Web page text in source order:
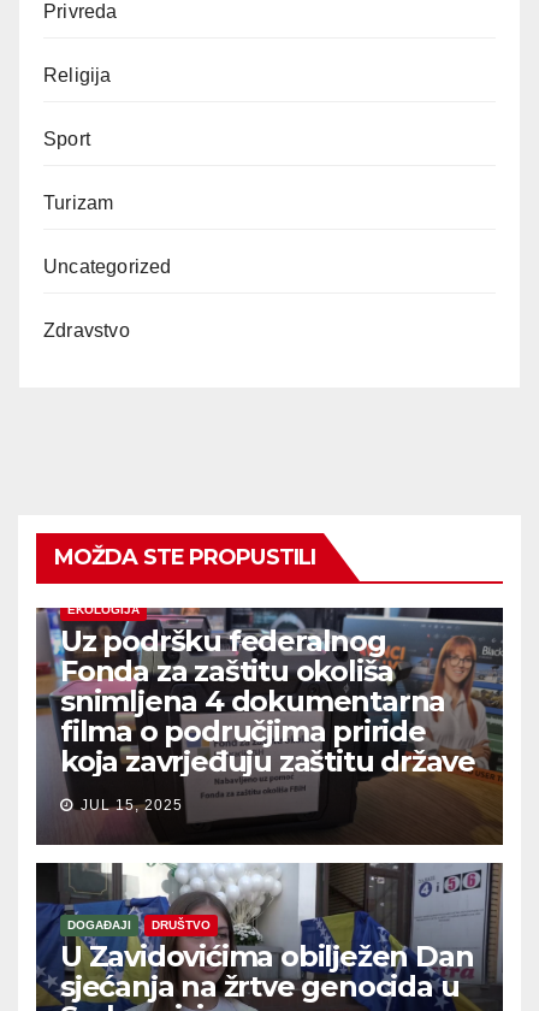
Privreda
Religija
Sport
Turizam
Uncategorized
Zdravstvo
MOŽDA STE PROPUSTILI
EKOLOGIJA
Uz podršku federalnog
Fonda za zaštitu okoliša
snimljena 4 dokumentarna
filma o područjima priride
koja zavrjeđuju zaštitu države
JUL 15, 2025
DOGAĐAJI DRUŠTVO
U Zavidovićima obilježen Dan
sjećanja na žrtve genocida u